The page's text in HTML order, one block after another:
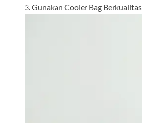
3. Gunakan Cooler Bag Berkualitas